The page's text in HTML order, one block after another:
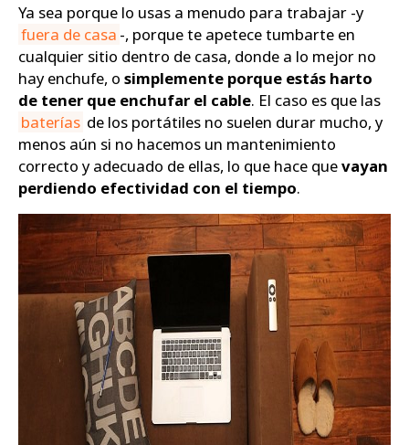
Ya sea porque lo usas a menudo para trabajar -y
fuera de casa -, porque te apetece tumbarte en
cualquier sitio dentro de casa, donde a lo mejor no
hay enchufe, o simplemente porque estás harto
de tener que enchufar el cable. El caso es que las
baterías de los portátiles no suelen durar mucho, y
menos aún si no hacemos un mantenimiento
correcto y adecuado de ellas, lo que hace quevayan
perdiendo efectividad con el tiempo.